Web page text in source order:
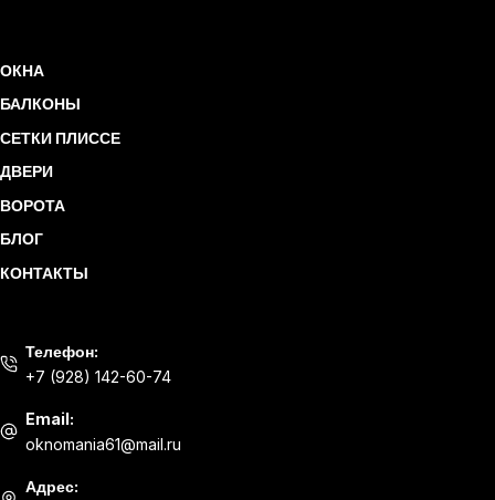
ОКНА
БАЛКОНЫ
СЕТКИ ПЛИССЕ
ДВЕРИ
ВОРОТА
БЛОГ
КОНТАКТЫ
Телефон:
+7 (928) 142-60-74
Email:
oknomania61@mail.ru
Адрес: